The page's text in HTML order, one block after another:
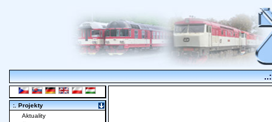
:. Projekty
Aktuality